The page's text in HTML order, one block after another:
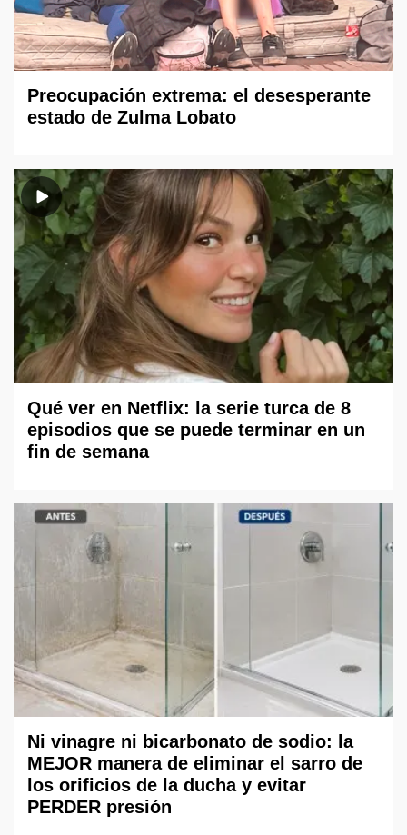
Preocupación extrema: el desesperante
estado de Zulma Lobato
Qué ver en Netflix: la serie turca de 8
episodios que se puede terminar en un
fin de semana
Ni vinagre ni bicarbonato de sodio: la
MEJOR manera de eliminar el sarro de
los orificios de la ducha y evitar
PERDER presión